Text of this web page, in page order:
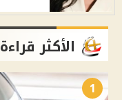
الأكثر قراءة
1